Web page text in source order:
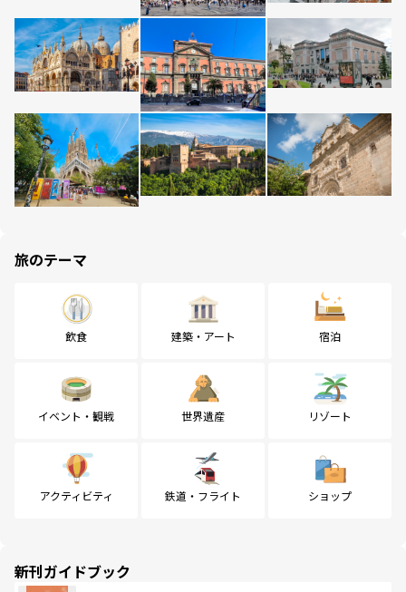
旅のテーマ
飲食 建築・アート 宿泊
イベント・観戦 世界遺産 リゾート
アクティビティ 鉄道・フライト ショップ
新刊ガイドブック